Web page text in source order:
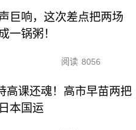
巨响，这次差点把两场
一锅粥！
阅读 8056
高课还魂！高市早苗两把
本国运